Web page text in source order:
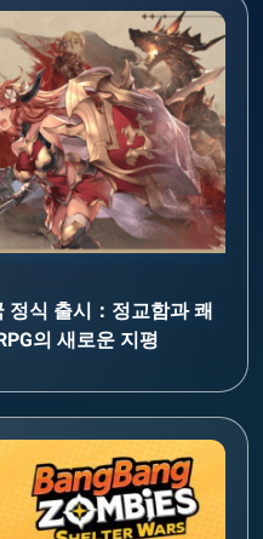
정식 출시：정교함과 쾌
의 새로운 지평